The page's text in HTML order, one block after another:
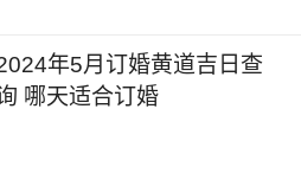
年5月订婚黄道吉日查
哪天适合订婚